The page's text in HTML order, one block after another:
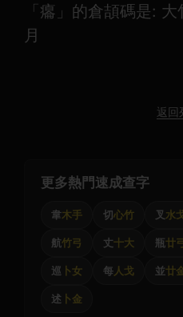
「癟」的倉頡碼是:
月
返回
更多熱門速成查字
韋木手 切心竹 叉 水
航竹弓 丈十大 瓶廿
巡 卜女 每人戈 並廿
述 卜金